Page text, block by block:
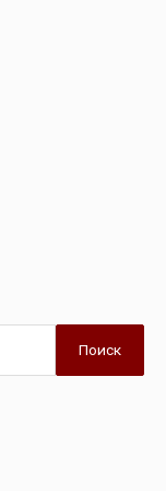
Поиск